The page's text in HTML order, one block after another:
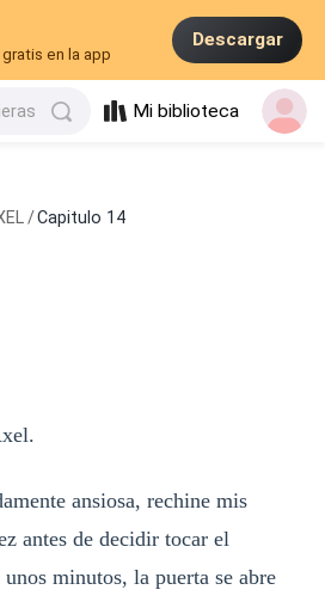
en la app
Descargar
Mi biblioteca
/Capitulo 14
ansiosa, rechine mis
antes de decidir tocar el
minutos, la puerta se abre